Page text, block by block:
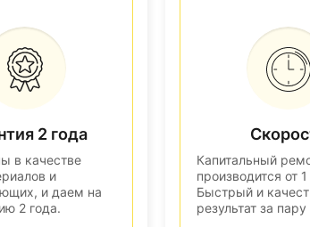
2 года
в качестве
и
и даем на
2 года.
Капитальный
производится от
Быстрый и
результат за